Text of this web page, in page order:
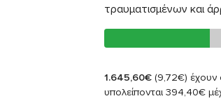
τραυματισμένων και
1.645,60€ (9,72€) έχουν
υπολείπονται 394,40€